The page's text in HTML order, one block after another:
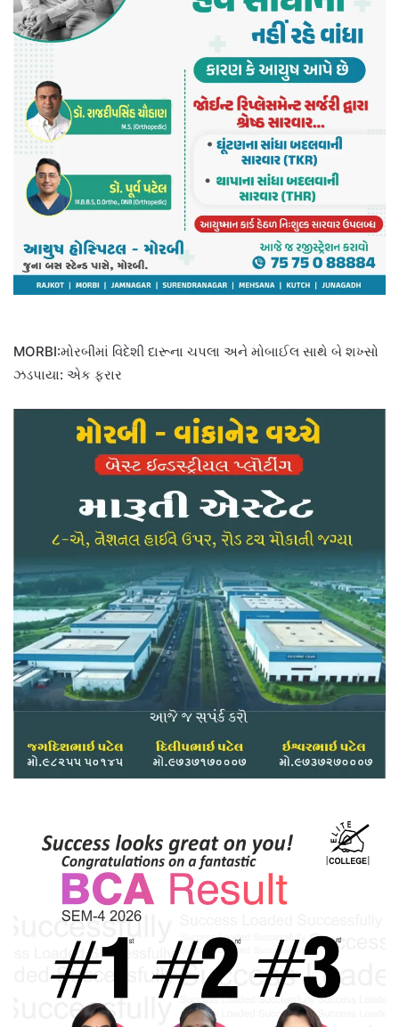
MORBI:મોરબીમાં વિદેશી દારૂના ચપલા અને મોબાઈલ સાથે બે શખ્સો
ઝડપાયા: એક ફરાર